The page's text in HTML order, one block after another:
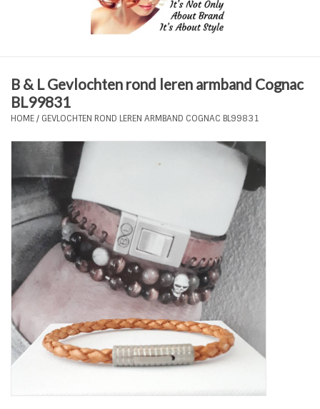
Plus Size Sieraden
Tassen en meer
Haaraccesoires
Zonnebrillen
Fashion
ON THE BEACH
Charmin*s
B & L Gevlochten rond leren armband Cognac
BL99831
HOME/ GEVLOCHTEN ROND LEREN ARMBAND COGNAC BL99831